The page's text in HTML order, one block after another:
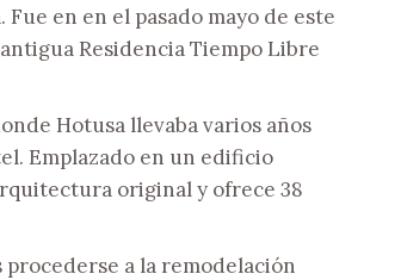
en en el pasado mayo de este
Residencia Tiempo Libre
Hotusa llevaba varios años
Emplazado en un edificio
original y ofrece 38
a la remodelación